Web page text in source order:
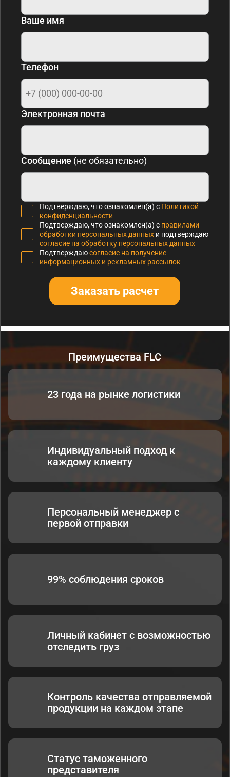
Ваше имя
Телефон
Электронная почта
Сообщение (не обязательно)
Подтверждаю, что ознакомлен(а) с Политикой
конфиденциальности
Подтверждаю, что ознакомлен(а) с правилами
обработки персональных данныхи подтверждаю
согласие на обработку персональных данных
Подтверждаюсогласие на получение
информационных и рекламных рассылок
Заказать расчет
Преимущества FLC
23 года на рынке логистики
Индивидуальный подход к
каждому клиенту
Персональный менеджер с
первой отправки
99% соблюдения сроков
Личный кабинет с возможностью
отследить груз
Контроль качества отправляемой
продукции на каждом этапе
Статус таможенного
представителя